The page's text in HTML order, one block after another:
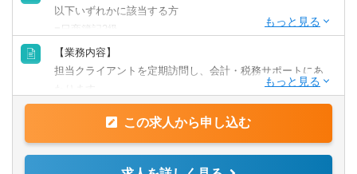
以下いずれかに該当する方
■日商簿記2級
■金融業界出身で、簿記を勉強中の方
■税務事務経験者
■税理士試験科目合格
【各拠点人数】
【業務内容】
担当クライアントを定期訪問し、会計・税務サポートにあ
■月次経理、月年次決算、税務申告書の作成
■税務プランニング、経営アドバイス
■資産税・相続税業務
この求人から申し込む